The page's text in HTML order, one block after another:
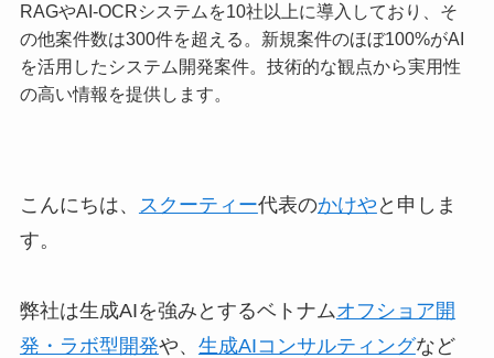
RAGやAI-OCRシステムを10社以上に導入しており、そ
の他案件数は300件を超える。新規案件のほぼ100%がAI
を活用したシステム開発案件。技術的な観点から実用性
の高い情報を提供します。
こんにちは、 スクーティー代表のかけや と申しま
す。
弊社は生成AIを強みとするベトナムオフショア開
発・ラボ型開発や、 生成AIコンサルティングなど